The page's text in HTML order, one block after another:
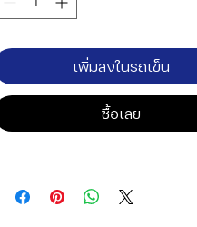
เพิ่มลงในรถเข็น
ซื้อเลย